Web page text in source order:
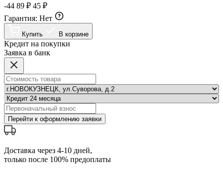
-44 89 ₽ 45 ₽
Гарантия: Нет
Купить В корзине
Кредит на покупки
Заявка в банк
Перейти к оформлению заявки
Доставка через 4-10 дней,
только после 100% предоплаты